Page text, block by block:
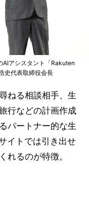
AIアシスタント「Rakuten
史代表取締役会長
ねる相談相手、生
行などの計画作成
パートナー的な生
イトでは引き出せ
れるのが特徴。